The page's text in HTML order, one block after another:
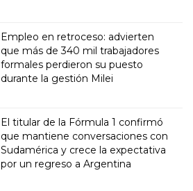
Empleo en retroceso: advierten
que más de 340 mil trabajadores
formales perdieron su puesto
durante la gestión Milei
El titular de la Fórmula 1 confirmó
que mantiene conversaciones con
Sudamérica y crece la expectativa
por un regreso a Argentina